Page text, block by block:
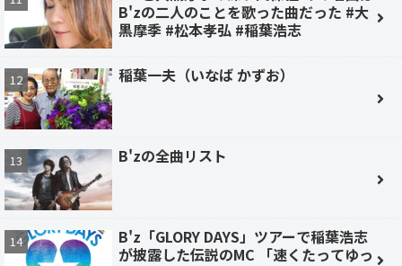
B'zの二人のことを歌った曲だった #大
黒摩季 #松本孝弘 #稲葉浩志
稲葉一夫（いなば かずお）
B'zの全曲リスト
B'z「GLORY DAYS」ツアーで稲葉浩志
が披露した伝説のMC 「速くたってゆっ